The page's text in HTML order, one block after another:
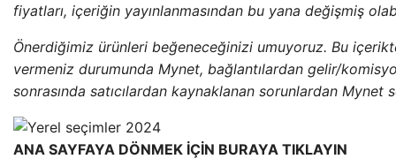
fiyatları, içeriğin yayınlanmasından bu yana değişmiş
Önerdiğimiz ürünleri beğeneceğinizi umuyoruz. Bu
vermeniz durumunda Mynet, bağlantılardan gelir/
sonrasında satıcılardan kaynaklanan sorunlardan Mynet
ANA SAYFAYA DÖNMEK İÇİN BURAYA TIKLAYIN